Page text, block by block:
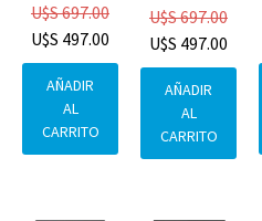
U$S697.00
U$S 497.00
AÑADIR
AL
CARRITO
U$S697.00
U$S 497.00
AÑADIR
AL
CARRITO